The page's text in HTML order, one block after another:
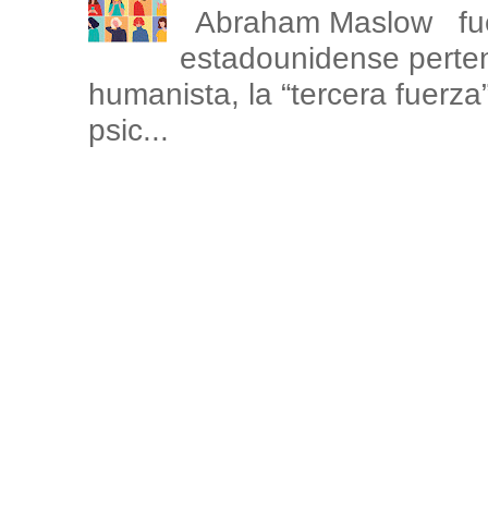
Abraham Maslow
estadounidense
humanista, la “tercera
psic...